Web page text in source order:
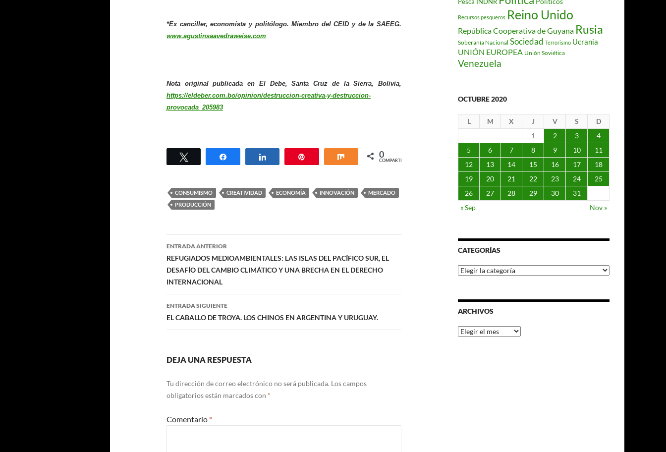
*Ex canciller, economista y politólogo. Miembro del CEID y de la SAEEG.
www.agustinsaavedraweise.com
Nota original publicada en El Debe, Santa Cruz de la Sierra, Bolivia,
https://eldeber.com.bo/opinion/destruccion-creativa-y-destruccion-
provocada_205983
Twittear Compartir Compartir Compartir
0
COMPARTIR
CONSUMISMO CREATIVIDAD ECONOMÍA INNOVACIÓN
MERCADO
PRODUCCIÓN
Navegación
de
entradas
ENTRADA ANTERIOR
REFUGIADOS MEDIOAMBIENTALES: LAS ISLAS DEL PACÍFICO SUR, EL
DESAFÍO DEL CAMBIO CLIMÁTICO Y UNA BRECHA EN EL DERECHO
INTERNACIONAL
ENTRADA SIGUIENTE
EL CABALLO DE TROYA. LOS CHINOS EN ARGENTINA Y URUGUAY.
DEJA UNA RESPUESTA
Tu dirección de correo electrónico no será publicada. Los campos
obligatorios están marcados con *
Comentario *
Recursos pesqueros Reino Unido
República Cooperativa de Guyana Rusia
Soberanía Nacional Sociedad Terrorismo Ucrania
UNIÓN EUROPEA Unión Soviética
Venezuela
OCTUBRE 2020
L M X J V S
D
1
2 3
4
5
6 7 8 9 10
11
12
13 14 15 16 17
18
19
20 21 22 23 24
25
26
27 28 29 30
31
« Sep
Nov »
CATEGORÍAS
Categorías
ARCHIVOS
Archivos